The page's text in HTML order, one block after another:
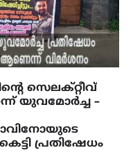
സെലക്റ്റീവ്
യുവമോർച്ച –
പ്രതിഷേധം